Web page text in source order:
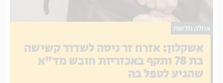
אחלה חדשות
אשקלון: אזרח זר ניסה לשדוד קשישה
בת 78 ותקף באכזריות חובש מד"א
שהגיע לטפל בה